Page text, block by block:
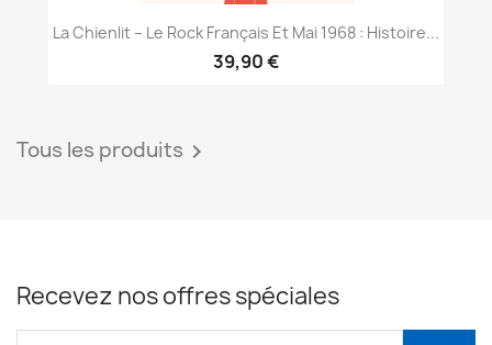
La Chienlit – Le Rock Français Et Mai 1968 : Histoire...
39,90 €
Tous les produits 
Recevez nos offres spéciales